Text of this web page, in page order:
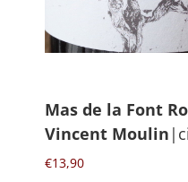
Mijn Account
Mas de la Font
Vincent Moulin
€13,90